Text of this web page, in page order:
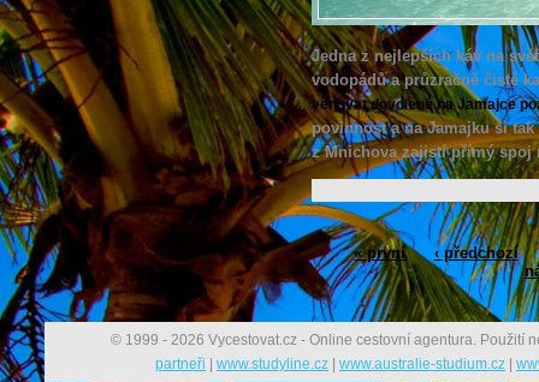
Jedna z nejlepších káv na
vodopádů a průzračně čisté
věnovat dovolené na Jamajce
povinnost a na Jamajku si
z Mnichova zajistí přímý spoj
« první
‹ předchozí
…
© 1999 - 2026 Vycestovat.cz - Online cestovní agentura. Použití
partneři | www.studyline.cz | www.australie-studium.cz |